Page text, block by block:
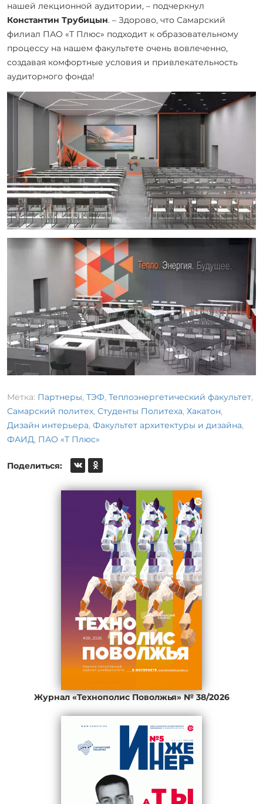
нашей лекционной аудитории, – подчеркнул
Константин Трубицын. – Здорово, что Самарский
филиал ПАО «Т Плюс» подходит к образовательному
процессу на нашем факультете очень вовлеченно,
создавая комфортные условия и привлекательность
аудиторного фонда!
Метка: Партнеры, ТЭФ, Теплоэнергетический факультет,
Самарский политех, Студенты Политеха, Хакатон,
Дизайн интерьера, Факультет архитектуры и дизайна,
ФАИД, ПАО «Т Плюс»
Поделиться:
Журнал «Технополис Поволжья» № 38/2026